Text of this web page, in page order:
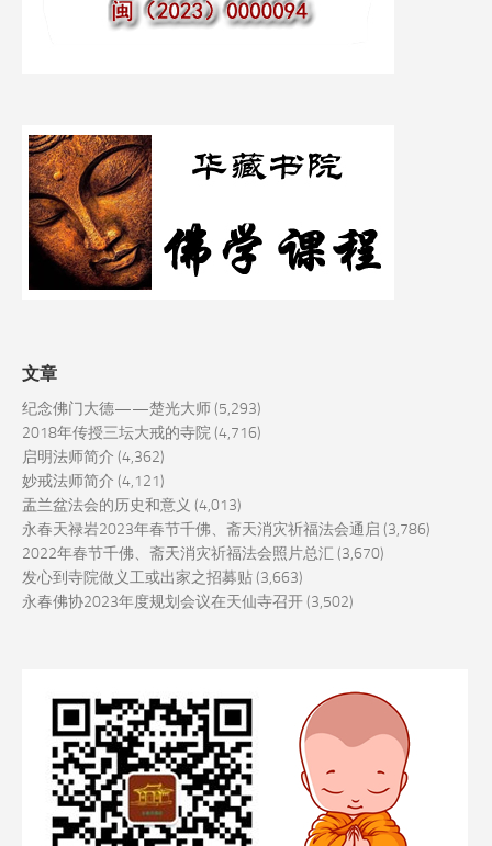
文章
纪念佛门大德——楚光大师(5,293)
2018年传授三坛大戒的寺院(4,716)
启明法师简介 (4,362)
妙戒法师简介 (4,121)
盂兰盆法会的历史和意义 (4,013)
永春天禄岩2023年春节千佛、斋天消灾祈福法会通启 (3,786)
2022年春节千佛、斋天消灾祈福法会照片总汇 (3,670)
发心到寺院做义工或出家之招募贴(3,663)
永春佛协2023年度规划会议在天仙寺召开(3,502)